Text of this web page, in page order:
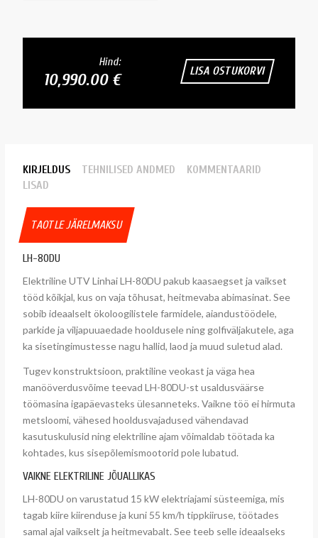
Hind:
10,990.00 € LISA OSTUKORVI
KIRJELDUS TEHNILISED ANDMED
KOMMENTAARID
LISAD
TAOTLE JÄRELMAKSU
LH-80DU
Elektriline UTV Linhai LH-80DU pakub kaasaegset ja vaikset
tööd kõikjal, kus on vaja tõhusat, heitmevaba abimasinat. See
sobib ideaalselt ökoloogilistele farmidele, aiandustöödele,
parkide ja viljapuuaedade hooldusele ning golfiväljakutele, aga
ka sisetingimustesse nagu hallid, laod ja muud suletud alad.
Tugev konstruktsioon, praktiline veokast ja väga hea
manööverdusvõime teevad LH-80DU-st usaldusväärse
töömasina igapäevasteks ülesanneteks. Vaikne töö ei hirmuta
metsloomi, vähesed hooldusvajadused vähendavad
kasutuskulusid ning elektriline ajam võimaldab töötada ka
kohtades, kus sisepõlemismootorid pole lubatud.
VAIKNE ELEKTRILINE JÕUALLIKAS
LH-80DU on varustatud 15 kW elektriajami süsteemiga, mis
tagab kiire kiirenduse ja kuni 55 km/h tippkiiruse, töötades
samal ajal vaikselt ja heitmevabalt. See teeb selle ideaalseks